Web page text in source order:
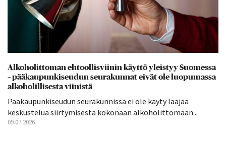
Alkoholittoman ehtoollisviinin käyttö yleistyy Suomessa
– pääkaupunkiseudun seurakunnat eivät ole luopumassa
alkoholillisesta viinistä
Pääkaupunkiseudun seurakunnissa ei ole käyty laajaa
keskustelua siirtymisestä kokonaan alkoholittomaan...
09.07.2026